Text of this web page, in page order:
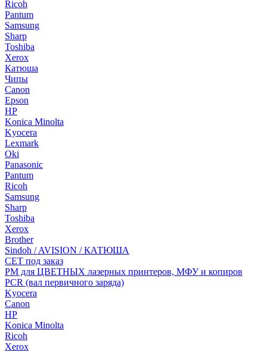
Ricoh
Pantum
Samsung
Sharp
Toshiba
Xerox
Катюша
Чипы
Canon
Epson
HP
Konica Minolta
Kyocera
Lexmark
Oki
Panasonic
Pantum
Ricoh
Samsung
Sharp
Toshiba
Xerox
Brother
Sindoh / AVISION / КАТЮША
CET под заказ
РМ для ЦВЕТНЫХ лазерных принтеров, МФУ и копиров
PCR (вал первичного заряда)
Kyocera
Canon
HP
Konica Minolta
Ricoh
Xerox